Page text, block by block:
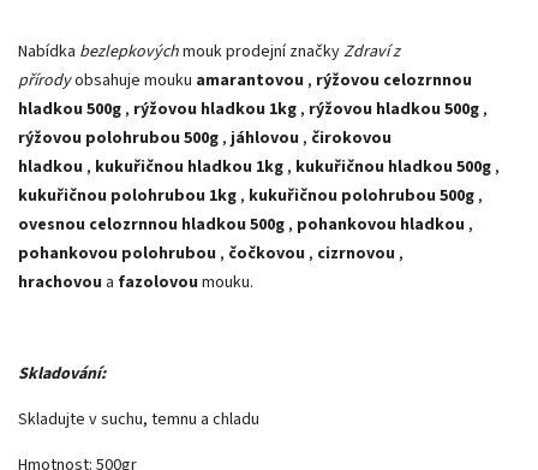
Nabídka bezlepkovýchmouk prodejní značkyZdraví z
přírodyobsahuje mouku amarantovou , rýžovou celozrnnou
hladkou 500g , rýžovou hladkou 1kg , rýžovou hladkou 500g ,
rýžovou polohrubou 500g , jáhlovou , čirokovou
hladkou , kukuřičnou hladkou 1kg , kukuřičnou hladkou 500g ,
kukuřičnou polohrubou 1kg , kukuřičnou polohrubou 500g ,
ovesnou celozrnnou hladkou 500g , pohankovou hladkou ,
pohankovou polohrubou , čočkovou , cizrnovou ,
hrachovou a fazolovou mouku.
Skladování:
Skladujte v suchu, temnu a chladu
Hmotnost: 500gr